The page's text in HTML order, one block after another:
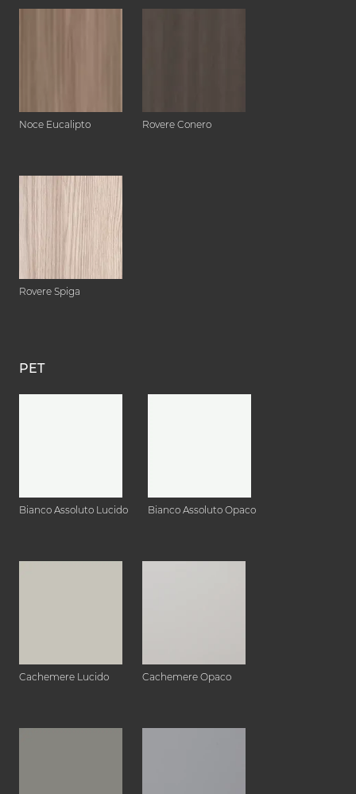
Noce Eucalipto Rovere Conero
Rovere Spiga
PET
Bianco Assoluto Lucido Bianco Assoluto Opaco
Cachemere Lucido Cachemere Opaco